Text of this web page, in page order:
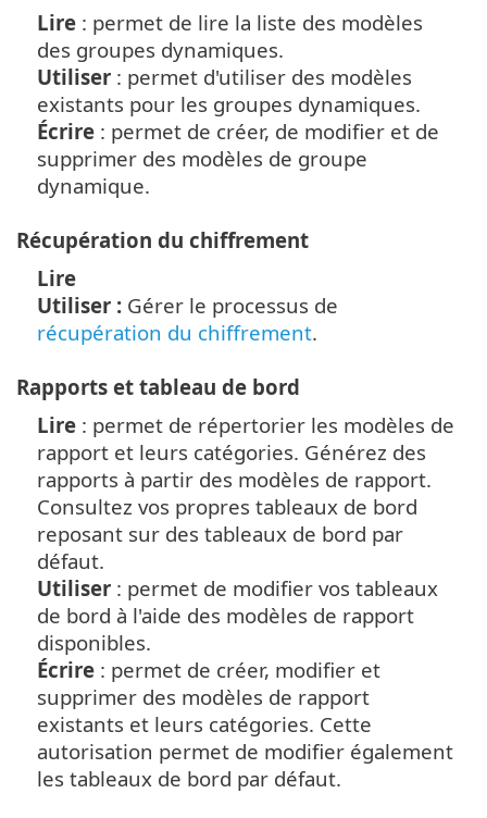
Lire : permet de lire la liste des modèles
des groupes dynamiques.
Utiliser : permet d'utiliser des modèles
existants pour les groupes dynamiques.
Écrire : permet de créer, de modifier et de
supprimer des modèles de groupe
dynamique.
Récupération du chiffrement
Lire
Utiliser : Gérer le processus de
récupération du chiffrement.
Rapports et tableau de bord
Lire : permet de répertorier les modèles de
rapport et leurs catégories. Générez des
rapports à partir des modèles de rapport.
Consultez vos propres tableaux de bord
reposant sur des tableaux de bord par
défaut.
Utiliser : permet de modifier vos tableaux
de bord à l'aide des modèles de rapport
disponibles.
Écrire : permet de créer, modifier et
supprimer des modèles de rapport
existants et leurs catégories. Cette
autorisation permet de modifier également
les tableaux de bord par défaut.